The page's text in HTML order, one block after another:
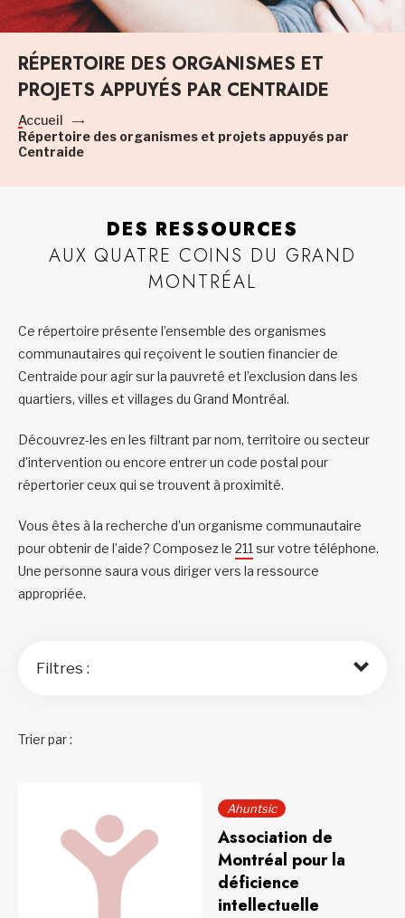
RÉPERTOIRE DES ORGANISMES ET
PROJETS APPUYÉS PAR CENTRAIDE
Accueil
Répertoire des organismes et projets appuyés par
Centraide
DES RESSOURCES
AUX QUATRE COINS DU GRAND
MONTRÉAL
Ce répertoire présente l’ensemble des organismes
communautaires qui reçoivent le soutien financier de
Centraide pour agir sur la pauvreté et l’exclusion dans les
quartiers, villes et villages du Grand Montréal.
Découvrez-les en les filtrant par nom, territoire ou secteur
d’intervention ou encore entrer un code postal pour
répertorier ceux qui se trouvent à proximité.
Vous êtes à la recherche d’un organisme communautaire
pour obtenir de l’aide? Composez le 211 sur votre téléphone.
Une personne saura vous diriger vers la ressource
appropriée.
Filtres :
Trier par :
Ahuntsic
Association de
Montréal pour la
déficience
intellectuelle